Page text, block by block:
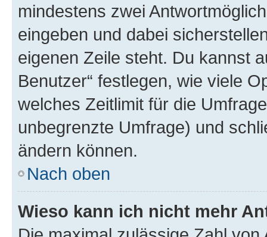
mindestens zwei
eingeben und dabei
eigenen Zeile steht. Du kannst
Benutzer“ festlegen, wie viele
welches Zeitlimit für die
unbegrenzte Umfrage) und
ändern können.
Nach oben
Wieso kann ich nicht mehr